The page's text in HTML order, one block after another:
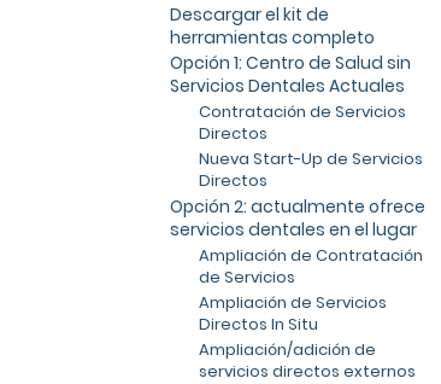
Descargar el kit de
herramientas completo
Opción 1: Centro de Salud sin
Servicios Dentales Actuales
Contratación de Servicios
Directos
Nueva Start-Up de Servicios
Directos
Opción 2: actualmente ofrece
servicios dentales en el lugar
Ampliación de Contratación
de Servicios
Ampliación de Servicios
Directos In Situ
Ampliación/adición de
servicios directos externos